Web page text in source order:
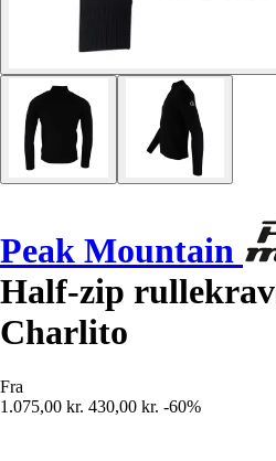
Peak Mountain
Half-zip
Charlito
Fra
1.075,00 kr. 430,00 kr. -60%